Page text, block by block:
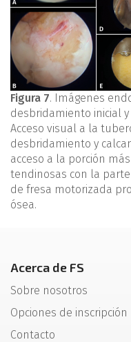
Figura 7. Imágenes
desbridamiento inicial
Acceso visual a la
desbridamiento y
acceso a la porción
tendinosas con la
de fresa motorizada
ósea.
Acerca de FS
Sobre nosotros
Opciones de inscripción
Contacto